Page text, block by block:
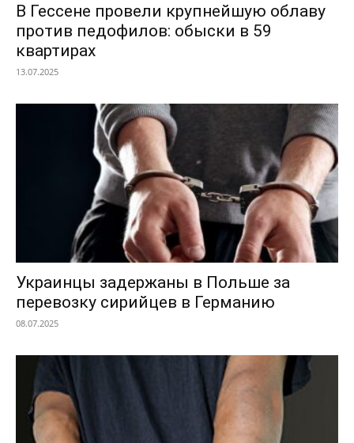
В Гессене провели крупнейшую облаву
против педофилов: обыски в 59
квартирах
13.07.2025
Украинцы задержаны в Польше за
перевозку сирийцев в Германию
08.07.2025